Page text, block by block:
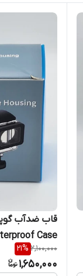
Case
2,100,000
21%
1,650,000